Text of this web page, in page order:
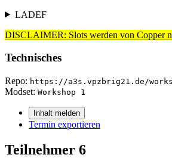
LADEF
DISCLAIMER: Slots werden von Copper
Technisches
Repo: https://a3s.vpzbrig21.de/
Modset: Workshop 1
Inhalt melden
Termin exportieren
Teilnehmer 6